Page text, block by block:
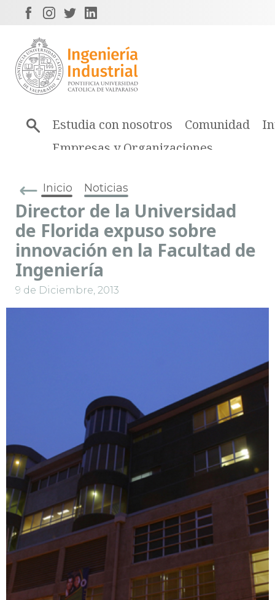
Estudia con nosotros Comunidad
Empresas y Organizaciones
Inicio Noticias
Director de la Universidad
de Florida expuso sobre
innovación en la Facultad de
Ingeniería
9 de Diciembre, 2013